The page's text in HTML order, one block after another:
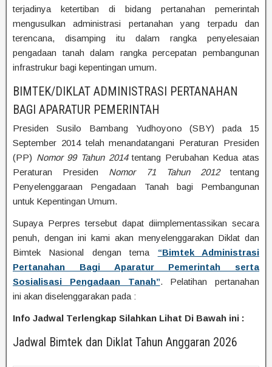
terjadinya ketertiban di bidang pertanahan pemerintah
mengusulkan administrasi pertanahan yang terpadu dan
terencana, disamping itu dalam rangka penyelesaian
pengadaan tanah dalam rangka percepatan pembangunan
infrastrukur bagi kepentingan umum.
BIMTEK/DIKLAT ADMINISTRASI PERTANAHAN
BAGI APARATUR PEMERINTAH
Presiden Susilo Bambang Yudhoyono (SBY) pada 15
September 2014 telah menandatangani Peraturan Presiden
(PP) Nomor 99 Tahun 2014tentang Perubahan Kedua atas
Peraturan Presiden Nomor 71 Tahun 2012tentang
Penyelenggaraan Pengadaan Tanah bagi Pembangunan
untuk Kepentingan Umum.
Supaya Perpres tersebut dapat diimplementassikan secara
penuh, dengan ini kami akan menyelenggarakan Diklat dan
Bimtek Nasional dengan tema
“Bimtek Administrasi
Pertanahan Bagi Aparatur Pemerintah serta
Sosialisasi Pengadaan Tanah”. Pelatihan pertanahan
ini akan diselenggarakan pada :
Info Jadwal Terlengkap Silahkan Lihat Di Bawah ini :
Jadwal Bimtek dan Diklat Tahun Anggaran 2026